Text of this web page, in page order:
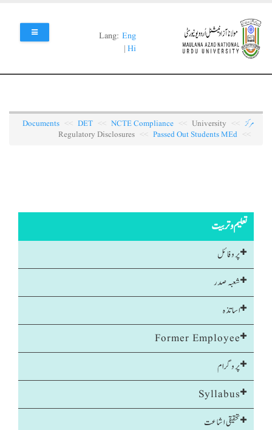
main
content
Lang: Eng
| Hi
مرکز NCTE Compliance
DET
Documents
Passed Out Students MEd
تعلیم و تربیت
پروفائل
شعبہ صدر
اساتذہ
Former Employee
پروگرام
Syllabus
تحقیقی اشاعت